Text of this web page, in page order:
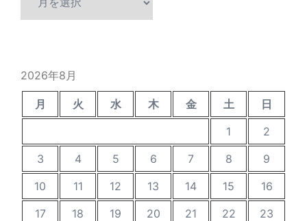
2026年8月
月 火 水 木 金 土
日
1
2
3
4 5 6 7 8
9
10
11 12 13 14 15
16
17
18 19 20 21 22
23